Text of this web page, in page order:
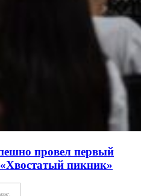
провел первый
пикник»